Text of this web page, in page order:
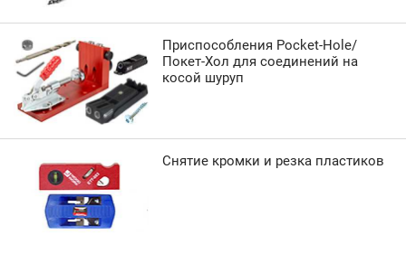
Приспособления Pocket-Hole/
Покет-Хол для соединений на
косой шуруп
Снятие кромки и резка пластиков